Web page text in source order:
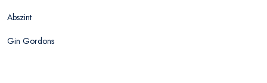
Abszint
Gin Gordons